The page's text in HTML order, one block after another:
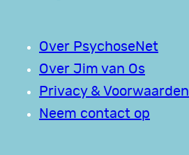
Over PsychoseNet
Over Jim van Os
Privacy & Voorwaarden
Neem contact op